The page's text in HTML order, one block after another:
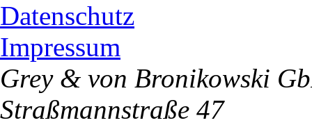
Datenschutz
Impressum
Grey & von Bronikowski
Straßmannstraße 47